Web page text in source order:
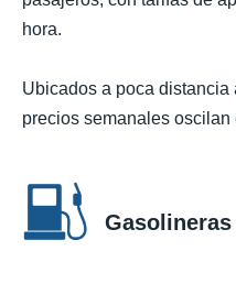
hora.
Ubicados a poca distancia
precios semanales oscilan
Gasolineras